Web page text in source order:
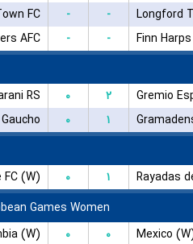
FC
- - Longford
AFC
- - Finn Harps
RS
۰ ۲ Gremio
۰ ۱
FC (W)
۰ ۱ Rayadas
Games Women
(W)
۰ ۰ Mexico